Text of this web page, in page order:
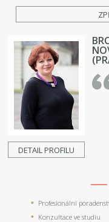
DETAIL PROFILU
Profesionální
Konzultace ve studiu